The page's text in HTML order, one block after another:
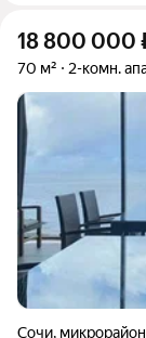
18 800 000
70 м² 2-комн.
Сочи,